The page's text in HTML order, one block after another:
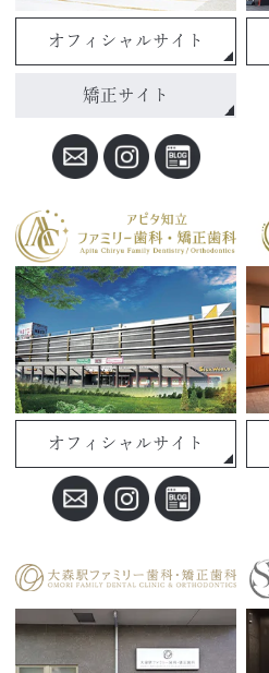
オフィシャルサイト
矯正サイト
オフィシャルサイト